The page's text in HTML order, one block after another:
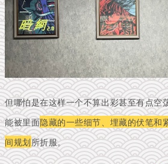
但哪怕是在这样一个不算出彩甚至有点空
能被里面隐藏的一些细节、埋藏的伏笔和
间规划所折服。